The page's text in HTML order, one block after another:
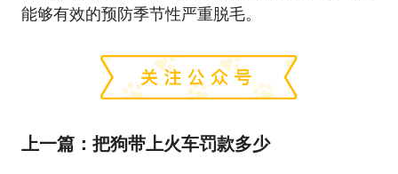
能够有效的预防季节性严重脱毛。
上一篇： 把狗带上火车罚款多少